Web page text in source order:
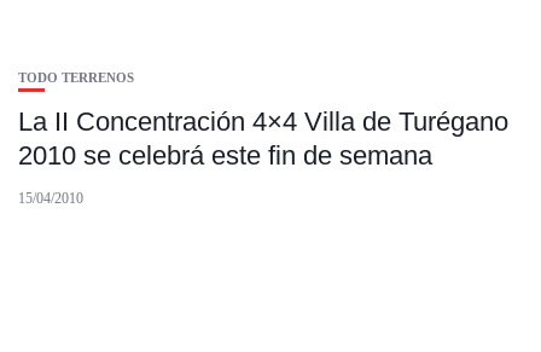
TODO TERRENOS
La II Concentración 4×4 Villa de Turégano
2010 se celebrá este fin de semana
15/04/2010